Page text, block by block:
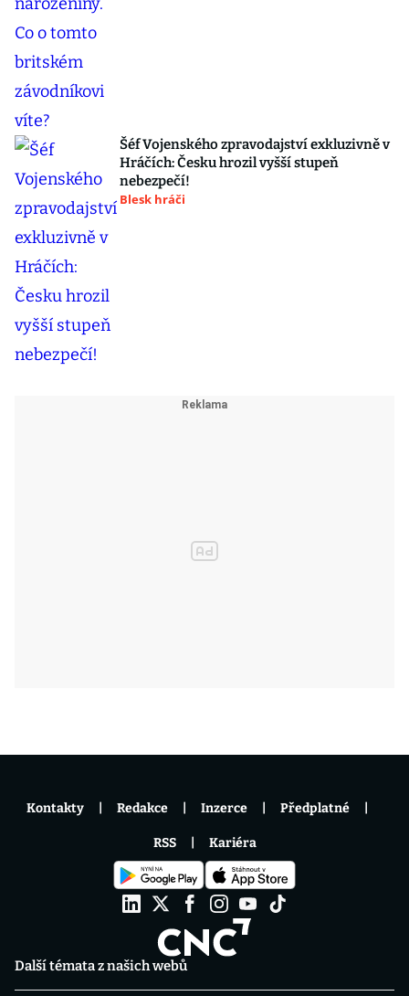
Šéf Vojenského zpravodajství exkluzivně v
Hráčích: Česku hrozil vyšší stupeň
nebezpečí!
Blesk hráči
Další témata z našich webů
Kontakty Redakce Inzerce Předplatné
RSS Kariéra